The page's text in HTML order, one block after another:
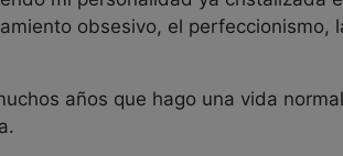
obsesivo, el
años que hago una vida normal,